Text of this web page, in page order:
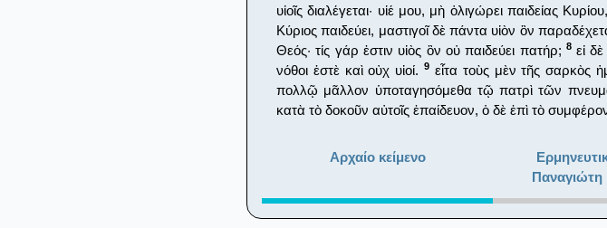
υἱοῖς διαλέγεται· υἱέ μου, μὴ ὀλιγώρει παιδείας
Κύριος παιδεύει, μαστιγοῖ δὲ πάντα υἱὸν ὃν
Θεός· τίς γάρ ἐστιν υἱὸς ὃν οὐ παιδεύει πατήρ; 8εἰ δὲ
νόθοι ἐστὲ καὶ οὐχ υἱοί.9 εἶτα τοὺς μὲν τῆς σαρκὸς
πολλῷ μᾶλλον ὑποταγησόμεθα τῷ πατρὶ τῶν
κατὰ τὸ δοκοῦν αὐτοῖς ἐπαίδευον, ὁ δὲ ἐπὶ τὸ
Αρχαίο κείμενο